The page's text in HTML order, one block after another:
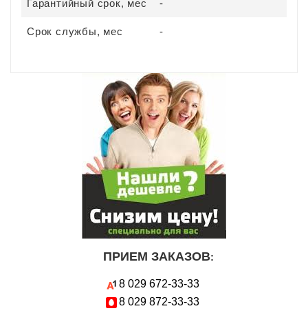
Гарантийный срок, мес -
Срок службы, мес -
ПРИЕМ ЗАКАЗОВ:
8 029 672-33-33
8 029 872-33-33